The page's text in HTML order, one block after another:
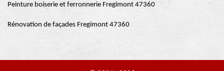
Peinture boiserie et ferronnerie Fregimont 47360
Rénovation de façades Fregimont 47360